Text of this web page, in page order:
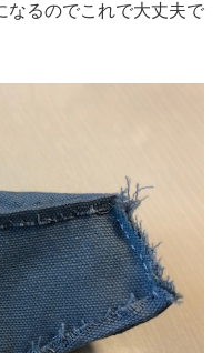
なるのでこれで大丈夫で